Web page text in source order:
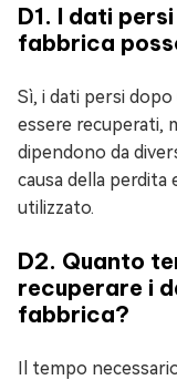
D1. I dati
fabbrica
Sì, i dati persi
essere recuperati,
dipendono da
causa della
utilizzato.
D2. Quanto
recuperare i
fabbrica?
Il tempo